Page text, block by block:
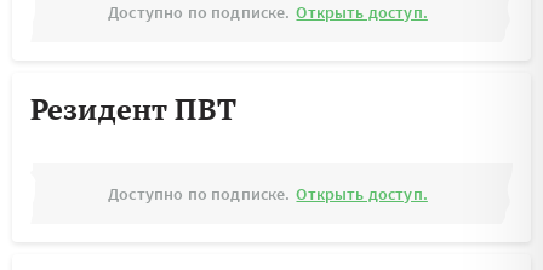
Доступно по подписке. Открыть доступ.
Резидент ПВТ
Доступно по подписке. Открыть доступ.